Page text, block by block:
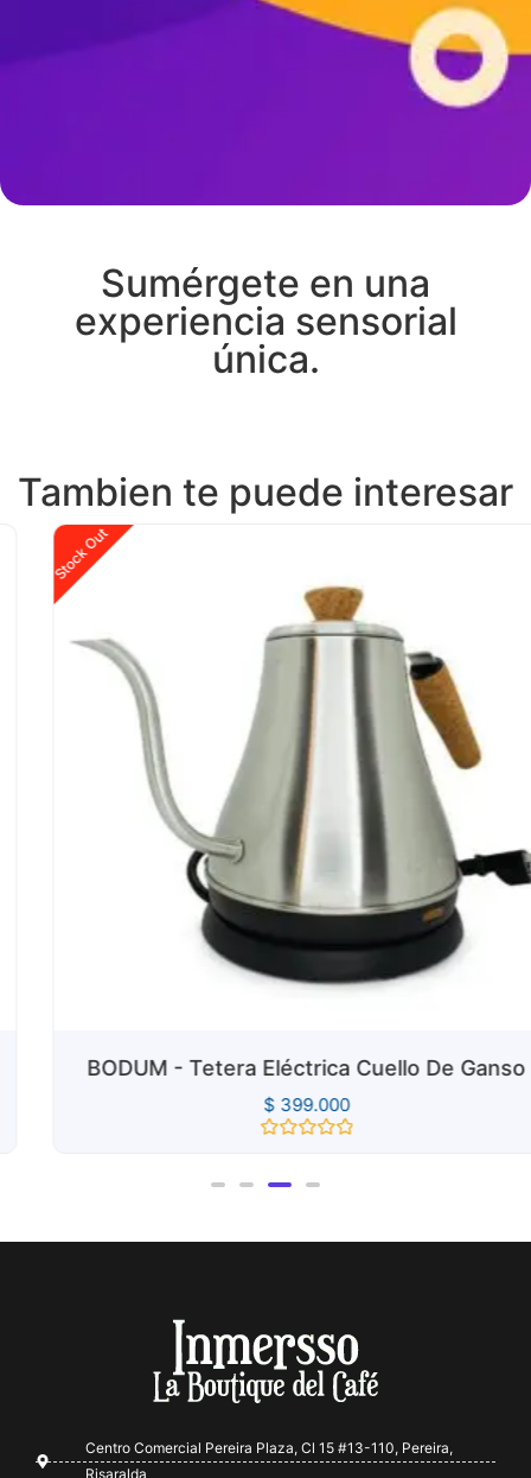
Sumérgete en una
experiencia sensorial
única.
Tambien te puede interesar
Stock Out
BODUM - Tetera Eléctrica Cuello De Ganso
399.000
0
Centro Comercial Pereira Plaza, Cl 15 #13-110, Pereira,
Risaralda